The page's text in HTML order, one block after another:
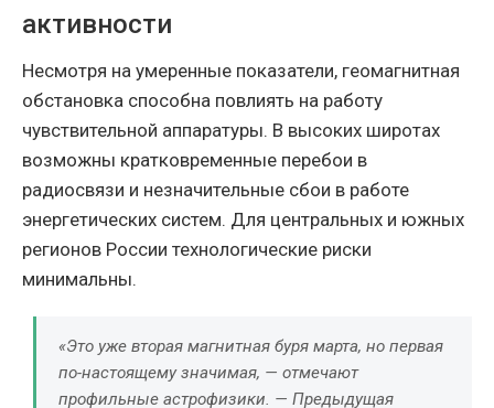
активности
Несмотря на умеренные показатели, геомагнитная
обстановка способна повлиять на работу
чувствительной аппаратуры. В высоких широтах
возможны кратковременные перебои в
радиосвязи и незначительные сбои в работе
энергетических систем. Для центральных и южных
регионов России технологические риски
минимальны.
«Это уже вторая магнитная буря марта, но первая
по-настоящему значимая, — отмечают
профильные астрофизики. — Предыдущая